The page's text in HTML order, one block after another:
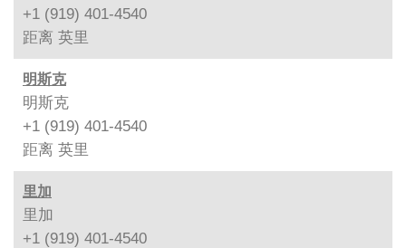
+1 (919) 401-4540
距离 英里
明斯克
明斯克
+1 (919) 401-4540
距离 英里
里加
里加
+1 (919) 401-4540